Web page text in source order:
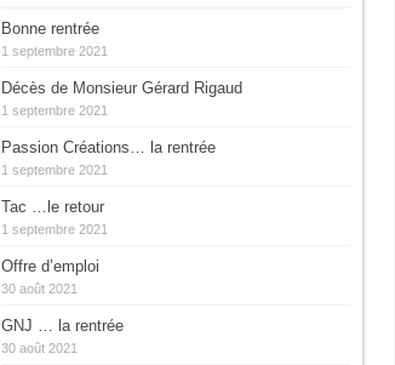
Bonne rentrée
1 septembre 2021
Décès de Monsieur Gérard Rigaud
1 septembre 2021
Passion Créations… la rentrée
1 septembre 2021
Tac …le retour
1 septembre 2021
Offre d’emploi
30 août 2021
GNJ … la rentrée
30 août 2021